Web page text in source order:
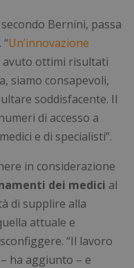
Bernini, passa
. “Un’innovazione
avuto ottimi risultati
siamo consapevoli,
soddisfacente. Il
di accesso a
e di specialisti”.
in considerazione
dei medici al
di supplire alla
attuale e
“Il lavoro
ha aggiunto – e